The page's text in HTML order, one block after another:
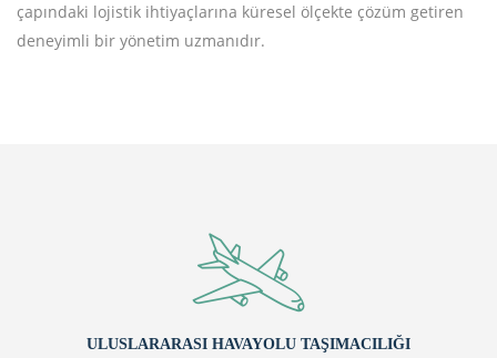
çapındaki lojistik ihtiyaçlarına küresel ölçekte çözüm getiren
deneyimli bir yönetim uzmanıdır.
ULUSLARARASI HAVAYOLU TAŞIMACILIĞI